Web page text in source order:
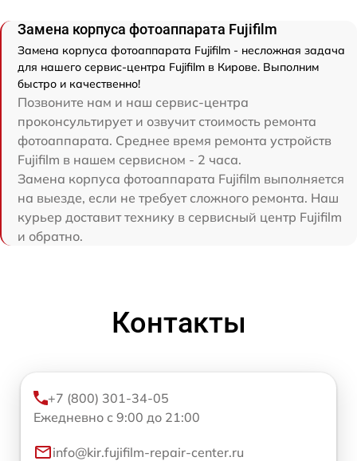
Замена корпуса фотоаппарата Fujifilm
Замена корпуса фотоаппарата Fujifilm - несложная задача
для нашего сервис-центра Fujifilm в Кирове. Выполним
быстро и качественно!
Позвоните нам и наш сервис-центра
проконсультирует и озвучит стоимость ремонта
фотоаппарата. Среднее время ремонта устройств
Fujifilm в нашем сервисном - 2 часа.
Замена корпуса фотоаппарата Fujifilm выполняется
на выезде, если не требует сложного ремонта. Наш
курьер доставит технику в сервисный центр Fujifilm
и обратно.
Контакты
+7 (800) 301-34-05
Ежедневно с 9:00 до 21:00
info@kir.fujifilm-repair-center.ru